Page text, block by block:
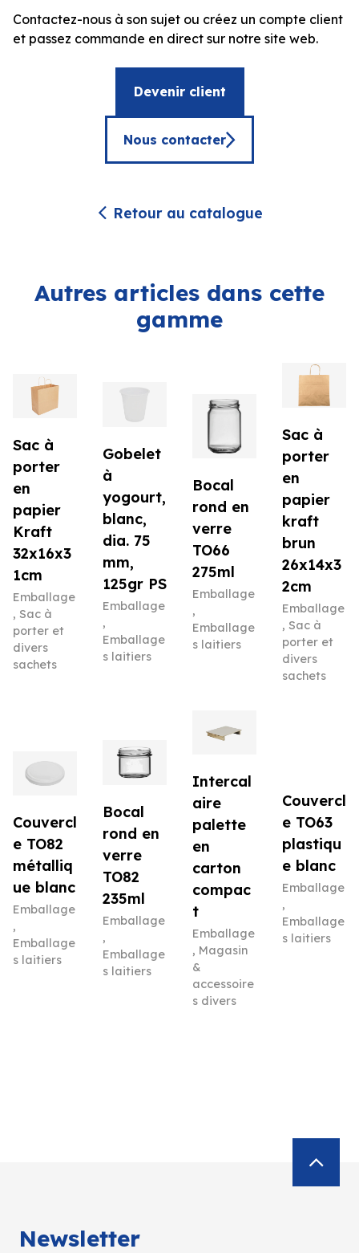
Contactez-nous à son sujet ou créez un compte client
et passez commande en direct sur notre site web.
Devenir client
Nous contacter
Retour au catalogue
Autres articles dans cette
gamme
Sac à
porter
en
papier
Kraft
32x16x3
1cm
Emballage
, Sac à
porter et
divers
sachets
Gobelet
à
yogourt,
blanc,
dia. 75
mm,
125gr PS
Emballage
,
Emballage
s laitiers
Bocal
rond en
verre
TO66
275ml
Emballage
,
Emballage
s laitiers
Sac à
porter
en
papier
kraft
brun
26x14x3
2cm
Emballage
, Sac à
porter et
divers
sachets
Couvercl
e TO82
métalliq
ue blanc
Emballage
,
Emballage
s laitiers
Bocal
rond en
verre
TO82
235ml
Emballage
,
Emballage
s laitiers
Intercal
aire
palette
en
carton
compac
t
Emballage
, Magasin
&
accessoire
s divers
Couvercl
e TO63
plastiqu
e blanc
Emballage
,
Emballage
s laitiers
Newsletter